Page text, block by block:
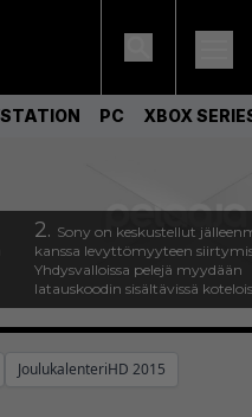
PC XBOX
2. Sony on keskustellut
kanssa levyttömyyteen
Yhdysvalloissa pelejä myydään
latauskoodin sisältävissä
JoulukalenteriHD 2015